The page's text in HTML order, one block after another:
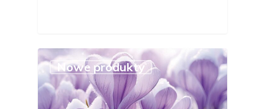
Nowe produkty